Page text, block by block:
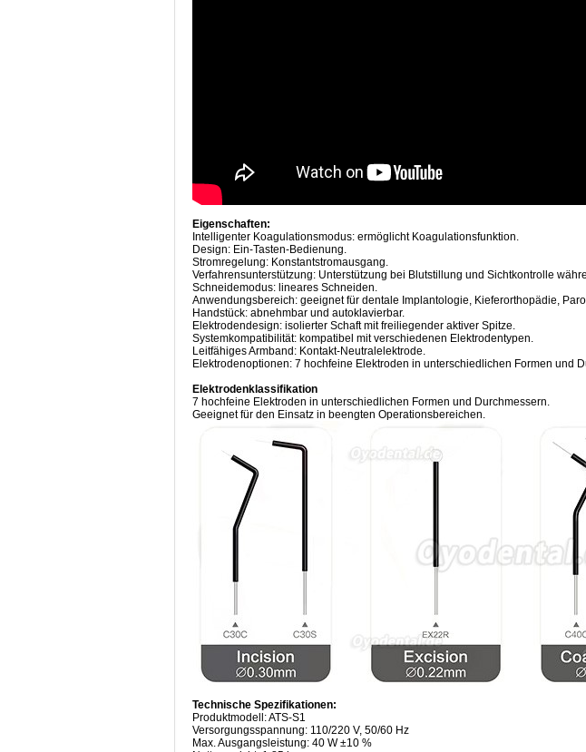
Eigenschaften:
Intelligenter Koagulationsmodus: ermöglicht Koagulationsfunktion.
Design: Ein-Tasten-Bedienung.
Stromregelung: Konstantstromausgang.
Verfahrensunterstützung: Unterstützung bei Blutstillung und Sichtkontrolle
Schneidemodus: lineares Schneiden.
Anwendungsbereich: geeignet für dentale Implantologie, Kieferorthopädie,
Handstück: abnehmbar und autoklavierbar.
Elektrodendesign: isolierter Schaft mit freiliegender aktiver Spitze.
Systemkompatibilität: kompatibel mit verschiedenen Elektrodentypen.
Leitfähiges Armband: Kontakt-Neutralelektrode.
Elektrodenoptionen: 7 hochfeine Elektroden in unterschiedlichen Formen und
Elektrodenklassifikation
7 hochfeine Elektroden in unterschiedlichen Formen und Durchmessern.
Geeignet für den Einsatz in beengten Operationsbereichen.
Technische Spezifikationen:
Produktmodell: ATS-S1
Versorgungsspannung: 110/220 V, 50/60 Hz
Max. Ausgangsleistung: 40 W ±10 %